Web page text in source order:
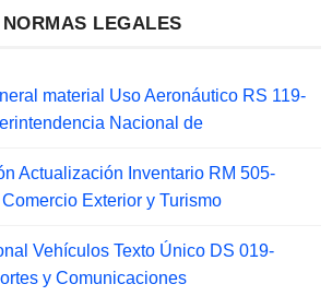
LEGALES
material Uso Aeronáutico RS 119-
Nacional de
Actualización Inventario RM 505-
Exterior y Turismo
Vehículos Texto Único DS 019-
y Comunicaciones